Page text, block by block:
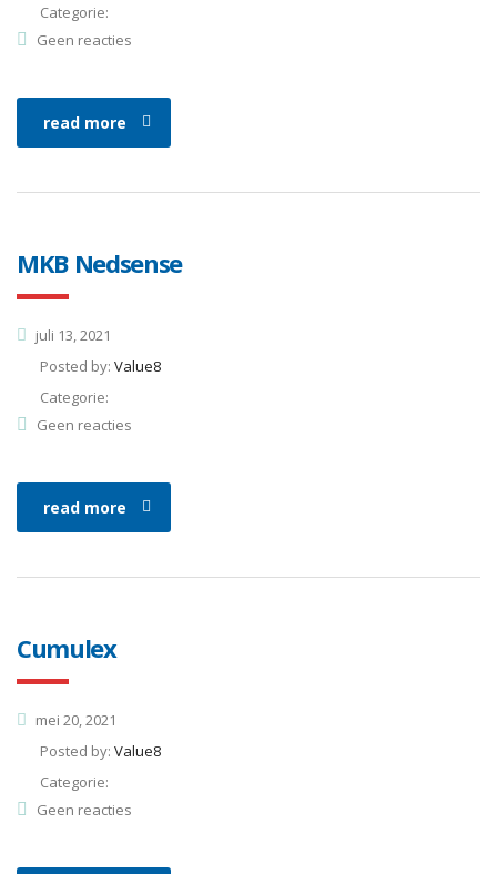
Categorie:
Geen reacties
read more
MKB Nedsense
juli 13, 2021
Posted by: Value8
Categorie:
Geen reacties
read more
Cumulex
mei 20, 2021
Posted by: Value8
Categorie:
Geen reacties